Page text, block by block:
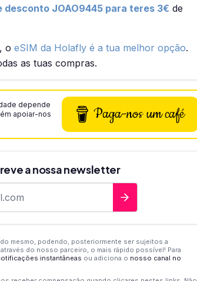
desconto JOAO9445 para teres 3€ de
, o eSIM da Holafly é a tua melhor opção.
as tuas compras.
depende
apoiar-nos
Paga-nos um café
a nossa newsletter
mesmo, podendo, posteriormente ser sujeitos a
do nosso parceiro, o mais rápido possível! Para
instantâneas ou adiciona o nosso canal no